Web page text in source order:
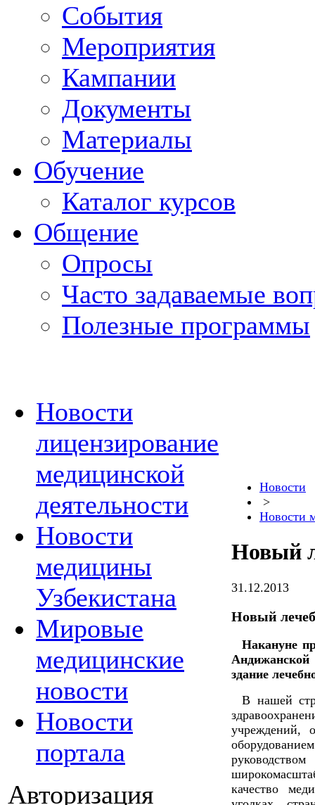
События
Мероприятия
Кампании
Документы
Материалы
Обучение
Каталог курсов
Общение
Опросы
Часто задаваемые
Полезные программы
Новости
лицензирование
медицинской
деятельности
Новости
медицины
Узбекистана
Мировые
медицинские
новости
Новости
портала
Авторизация
Новости
>
Новости
Новый
31.12.2013
Новый
Накануне
здание
В нашей
учреждений,
качество